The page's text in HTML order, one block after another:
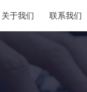
关于我们 联系我们